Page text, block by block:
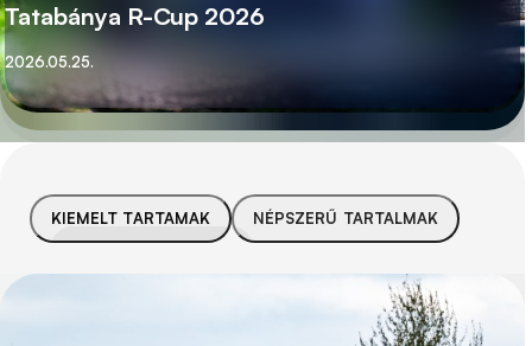
Tatabánya R-Cup 2026
Közzétett
2026.05.25.
KIEMELT TARTAMAK NÉPSZERŰ TARTALMAK